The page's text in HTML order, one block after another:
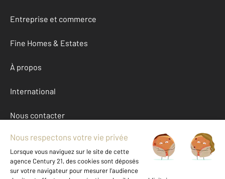
Entreprise et commerce
Fine Homes & Estates
À propos
International
Nous contacter
Mentions légales & CGU et Barèmes d'honoraires
Données personnelles